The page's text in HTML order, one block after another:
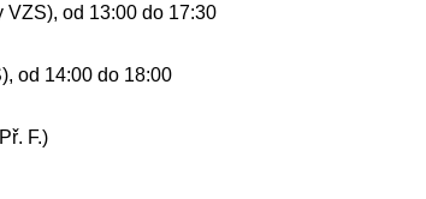
VZS), od 13:00 do 17:30
od 14:00 do 18:00
F.)